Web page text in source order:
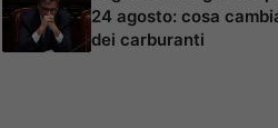
24 agosto: cosa
dei carburanti